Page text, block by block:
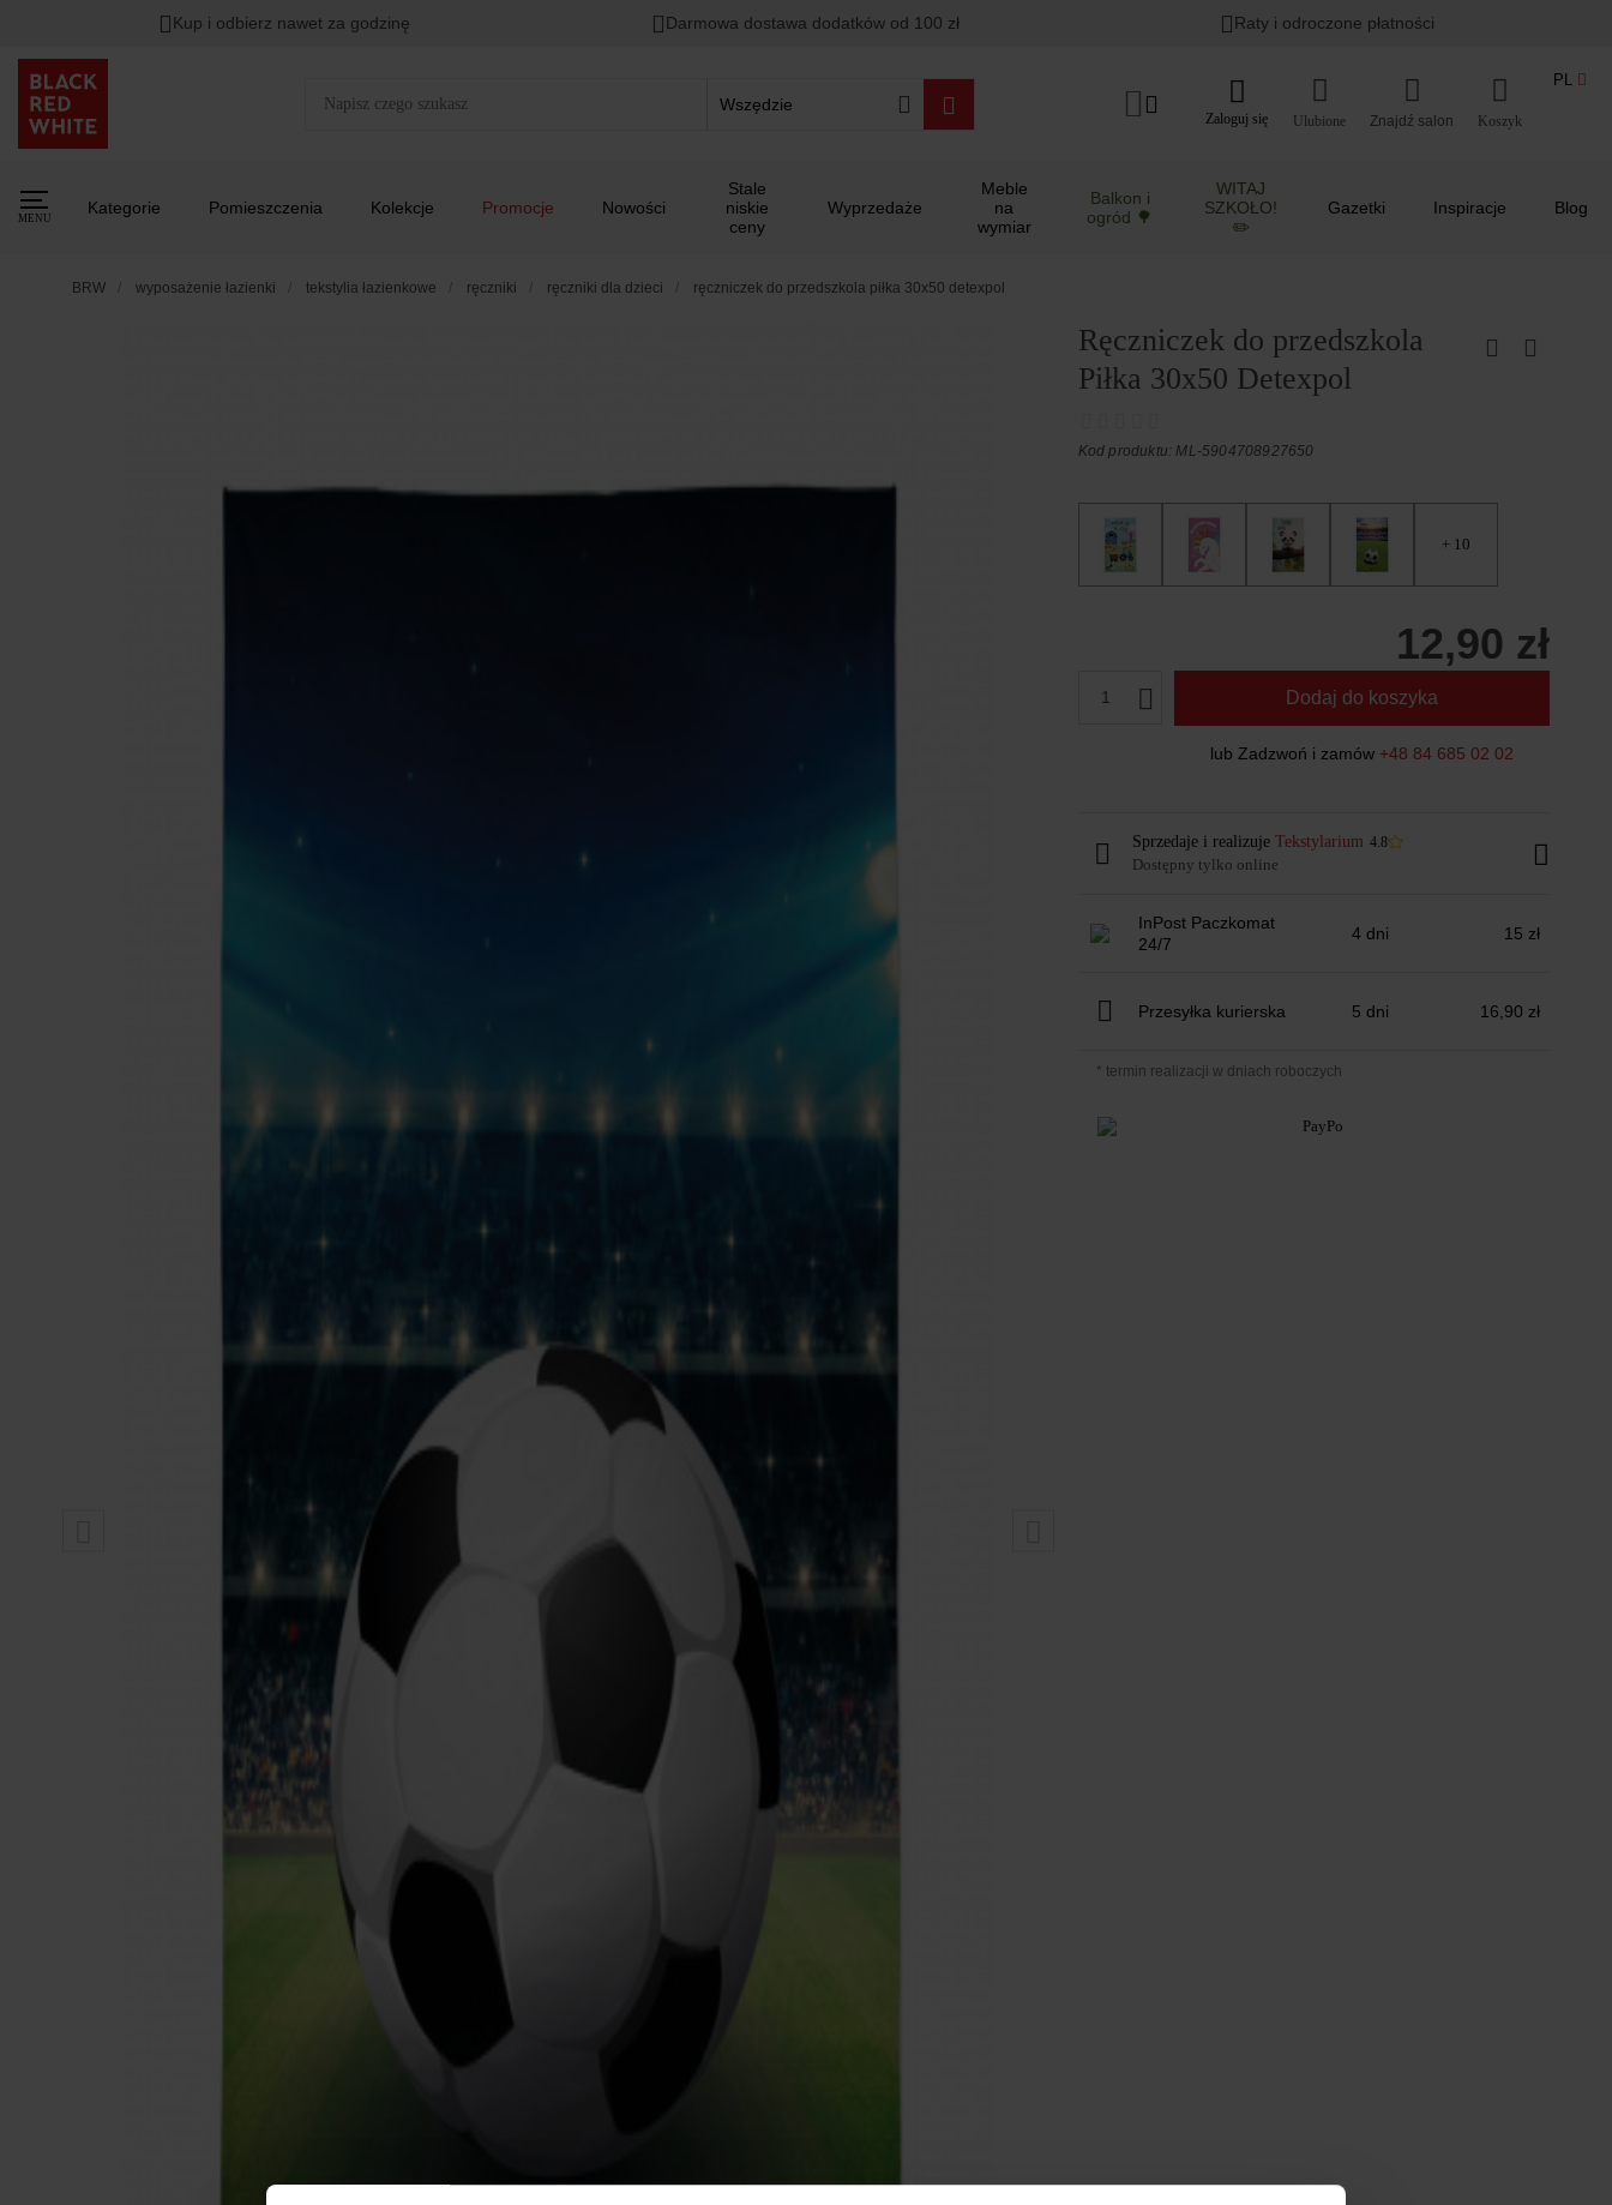
Kup i odbierz nawet za godzinę Darmowa dostawa dodatków od 100 zł Raty i odroczone płatności
Wszędzie
Zaloguj się Ulubione Koszyk
PL
MENU
Kategorie Pomieszczenia Kolekcje Promocje Nowości
Stale
niskie
ceny
Wyprzedaże
Meble
na
wymiar
Balkon i
ogród 🌳
WITAJ
SZKOŁO!
✏️
Gazetki Inspiracje Blog
BRW wyposażenie łazienki tekstylia łazienkowe ręczniki ręczniki dla dzieci ręczniczek do przedszkola piłka 30x50 detexpol
Ręczniczek do przedszkola
Piłka 30x50 Detexpol
Kod produktu: ML-5904708927650
+ 10
12,90 zł
1 Dodaj do koszyka
lub Zadzwoń i zamów +48 84 685 02 02
Sprzedaje i realizuje Tekstylarium 4.8
Dostępny tylko online
InPost Paczkomat
24/7
4 dni 15 zł
Przesyłka kurierska 5 dni 16,90 zł
* termin realizacji w dniach roboczych